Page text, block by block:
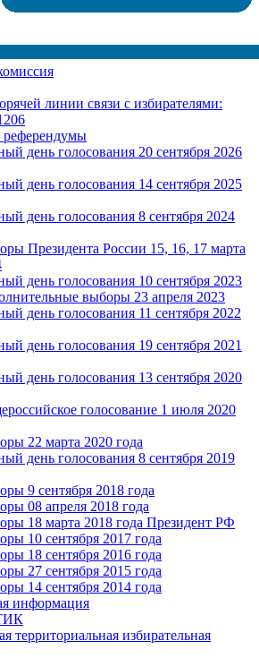
линии связи с избирателями:
день голосования 20 сентября 2026
день голосования 14 сентября 2025
день голосования 8 сентября 2024
Президента России 15, 16, 17 марта
день голосования 10 сентября 2023
выборы 23 апреля 2023
день голосования 11 сентября 2022
день голосования 19 сентября 2021
день голосования 13 сентября 2020
голосование 1 июля 2020
22 марта 2020 года
день голосования 8 сентября 2019
9 сентября 2018 года
08 апреля 2018 года
18 марта 2018 года Президент РФ
10 сентября 2017 года
18 сентября 2016 года
27 сентября 2015 года
14 сентября 2014 года
информация
территориальная избирательная